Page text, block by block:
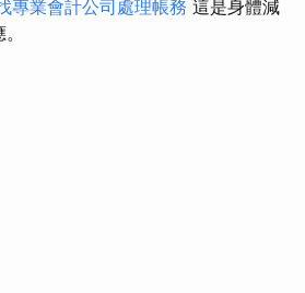
專業會計公司處理帳務 這是身體減